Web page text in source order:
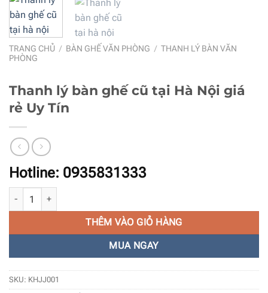
TRANG CHỦ / BÀN GHẾ VĂN PHÒNG / THANH LÝ BÀN VĂN
PHÒNG
Thanh lý bàn ghế cũ tại Hà Nội giá
rẻ Uy Tín
Hotline: 0935831333
Thanh lý bàn ghế cũ tại Hà Nội giá rẻ Uy Tín số lượng
THÊM VÀO GIỎ HÀNG
MUA NGAY
SKU: KHJJ001